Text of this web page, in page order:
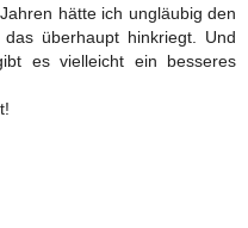
hätte ich ungläubig den
überhaupt hinkriegt. Und
es vielleicht ein besseres